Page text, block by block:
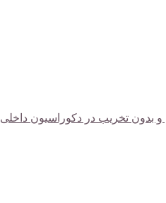
و بدون تخریب در دکوراسیون داخلی